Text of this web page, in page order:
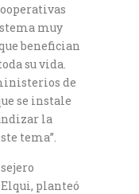
muy
benefician
su vida.
de
se instale
la
tema”.
planteó